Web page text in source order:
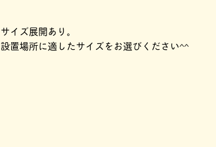
サイズ展開あり。
設置場所に適したサイズをお選びください^^